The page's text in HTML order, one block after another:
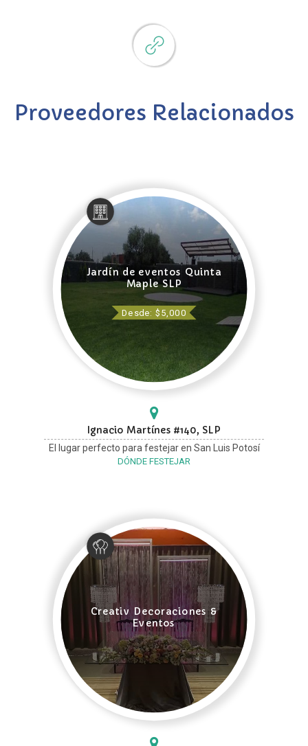
Proveedores Relacionados
Jardín de eventos Quinta
Maple SLP
Desde: $5,000
Ignacio Martínes #140, SLP
El lugar perfecto para festejar en San Luis Potosí
DÓNDE FESTEJAR
Creativ Decoraciones &
Eventos